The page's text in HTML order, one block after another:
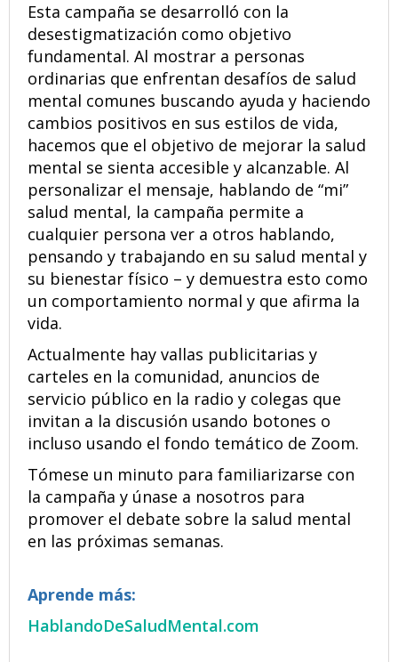
Esta campaña se desarrolló con la
desestigmatización como objetivo
fundamental. Al mostrar a personas
ordinarias que enfrentan desafíos de salud
mental comunes buscando ayuda y haciendo
cambios positivos en sus estilos de vida,
hacemos que el objetivo de mejorar la salud
mental se sienta accesible y alcanzable. Al
personalizar el mensaje, hablando de “mi”
salud mental, la campaña permite a
cualquier persona ver a otros hablando,
pensando y trabajando en su salud mental y
su bienestar físico – y demuestra esto como
un comportamiento normal y que afirma la
vida.
Actualmente hay vallas publicitarias y
carteles en la comunidad, anuncios de
servicio público en la radio y colegas que
invitan a la discusión usando botones o
incluso usando el fondo temático de Zoom.
Tómese un minuto para familiarizarse con
la campaña y únase a nosotros para
promover el debate sobre la salud mental
en las próximas semanas.
Aprende más:
HablandoDeSaludMental.com